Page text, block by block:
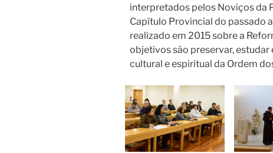
interpretados pelos Noviços da
Capítulo Provincial do passado
realizado em 2015 sobre a
objetivos são preservar,
cultural e espiritual da Ordem